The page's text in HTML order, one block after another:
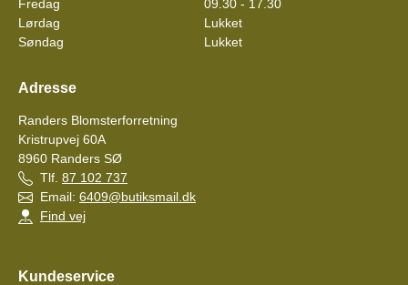
Fredag
09.30 - 17.30
Lørdag
Lukket
Søndag
Lukket
Adresse
Randers Blomsterforretning
Kristrupvej 60A
8960 Randers SØ
Tlf. 87 102 737
Email: 6409@butiksmail.dk
Find vej
Kundeservice